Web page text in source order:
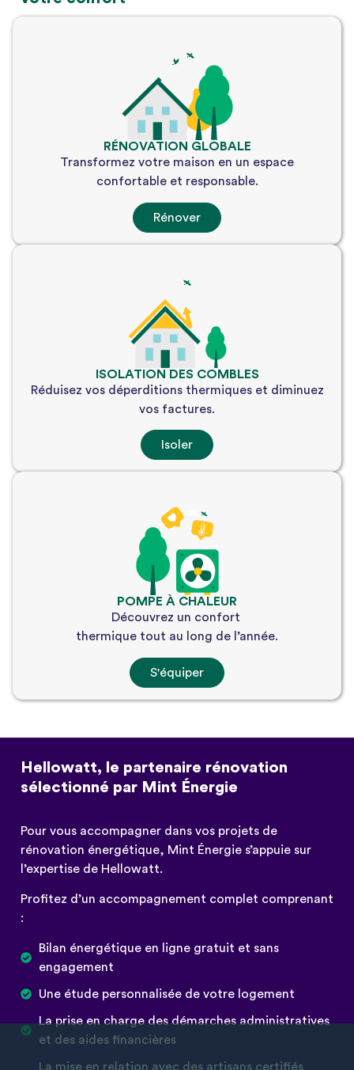
RÉNOVATION GLOBALE
Transformez votre maison en un espace
confortable et responsable.
Rénover
ISOLATION DES COMBLES
Réduisez vos déperditions thermiques et diminuez
vos factures.
Isoler
POMPE À CHALEUR
Découvrez un confort
thermique tout au long de l’année.
S'équiper
Hellowatt, le partenaire rénovation
sélectionné par Mint Énergie
Pour vous accompagner dans vos projets de
rénovation énergétique, Mint Énergie s’appuie sur
l’expertise de Hellowatt.
Profitez d’un accompagnement complet comprenant
:
Bilan énergétique en ligne gratuit et sans
engagement
Une étude personnalisée de votre logement
La prise en charge des démarches administratives
et des aides financières
La mise en relation avec des artisans certifiés